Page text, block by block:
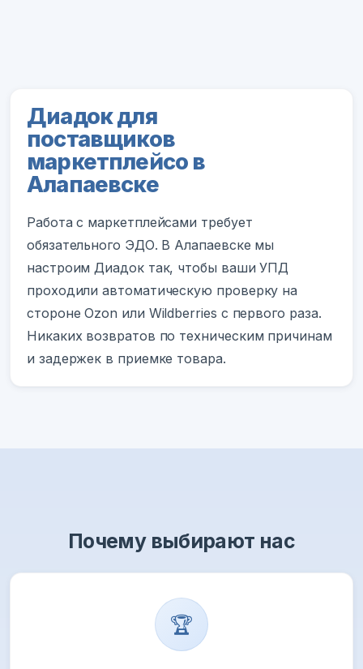
Диадок для
поставщиков
маркетплейсо в
Алапаевске
Работа с маркетплейсами требует
обязательного ЭДО. В Алапаевске мы
настроим Диадок так, чтобы ваши УПД
проходили автоматическую проверку на
стороне Ozon или Wildberries с первого раза.
Никаких возвратов по техническим причинам
и задержек в приемке товара.
Почему выбирают нас
🏆